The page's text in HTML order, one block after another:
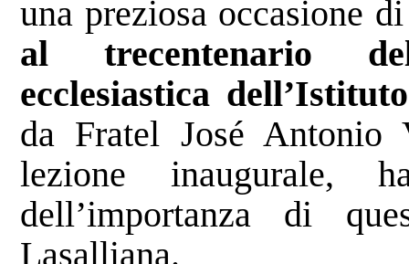
una preziosa occasione
al trecentenario
ecclesiastica dell’Istituto
da Fratel José
lezione inaugurale,
dell’importanza di
Lasalliana.